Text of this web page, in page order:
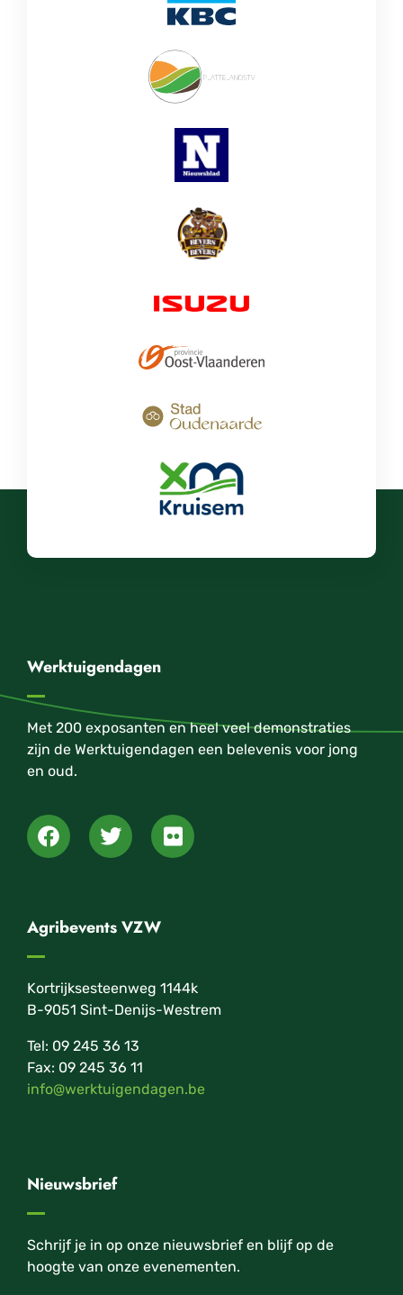
Werktuigendagen
Met 200 exposanten en heel veel demonstraties
zijn de Werktuigendagen een belevenis voor jong
en oud.
Agribevents VZW
Kortrijksesteenweg 1144k
B-9051 Sint-Denijs-Westrem
Tel: 09 245 36 13
Fax: 09 245 36 11
info@werktuigendagen.be
Nieuwsbrief
Schrijf je in op onze nieuwsbrief en blijf op de
hoogte van onze evenementen.